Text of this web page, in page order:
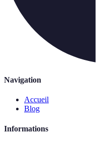
Navigation
Accueil
Blog
Informations